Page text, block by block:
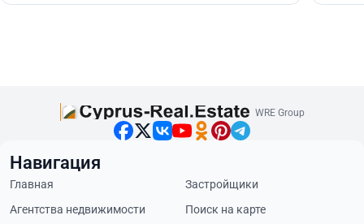
WRE Group
Навигация
Главная
Застройщики
Агентства недвижимости
Поиск на карте